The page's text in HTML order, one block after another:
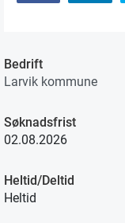
Bedrift
Larvik kommune
Søknadsfrist
02.08.2026
Heltid/Deltid
Heltid